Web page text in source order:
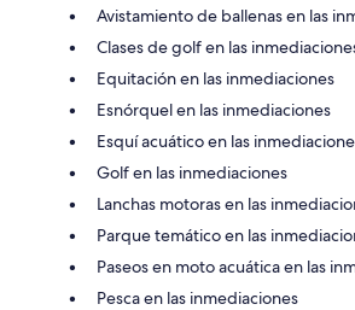
Avistamiento de ballenas en las
Clases de golf en las
Equitación en las inmediaciones
Esnórquel en las inmediaciones
Esquí acuático en las
Golf en las inmediaciones
Lanchas motoras en las
Parque temático en las
Paseos en moto acuática en las
Pesca en las inmediaciones